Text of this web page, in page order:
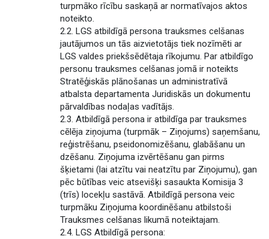
turpmāko rīcību saskaņā ar normatīvajos aktos
noteikto.
2.2. LGS atbildīgā persona trauksmes celšanas
jautājumos un tās aizvietotājs tiek nozīmēti ar
LGS valdes priekšsēdētaja rīkojumu. Par atbildīgo
personu trauksmes celšanas jomā ir noteikts
Stratēģiskās plānošanas un administratīvā
atbalsta departamenta Juridiskās un dokumentu
pārvaldības nodaļas vadītājs.
2.3. Atbildīgā persona ir atbildīga par trauksmes
cēlēja ziņojuma (turpmāk – Ziņojums) saņemšanu,
reģistrēšanu, pseidonomizēšanu, glabāšanu un
dzēšanu. Ziņojuma izvērtēšanu gan pirms
šķietami (lai atzītu vai neatzītu par Ziņojumu), gan
pēc būtības veic atsevišķi sasaukta Komisija 3
(trīs) locekļu sastāvā. Atbildīgā persona veic
turpmāku Ziņojuma koordinēšanu atbilstoši
Trauksmes celšanas likumā noteiktajam.
2.4. LGS Atbildīgā persona: